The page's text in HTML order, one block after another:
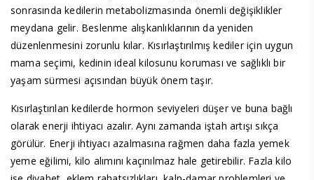
sonrasında kedilerin metabolizmasında önemli değişiklikler
meydana gelir. Beslenme alışkanlıklarının da yeniden
düzenlenmesini zorunlu kılar. Kısırlaştırılmış kediler için uygun
mama seçimi, kedinin ideal kilosunu koruması ve sağlıklı bir
yaşam sürmesi açısından büyük önem taşır.
Kısırlaştırılan kedilerde hormon seviyeleri düşer ve buna bağlı
olarak enerji ihtiyacı azalır. Aynı zamanda iştah artışı sıkça
görülür. Enerji ihtiyacı azalmasına rağmen daha fazla yemek
yeme eğilimi, kilo alımını kaçınılmaz hale getirebilir. Fazla kilo